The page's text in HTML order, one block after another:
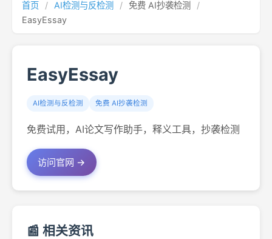
首页 / AI检测与反检测 / 免费 AI抄袭检测
/
EasyEssay
EasyEssay
AI检测与反检测 免费 AI抄袭检测
免费试用，AI论文写作助手，释义工具，抄袭检测
访问官网 →
📰 相关资讯